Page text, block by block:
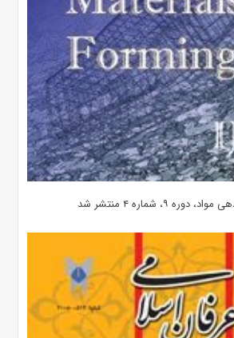
۹، شماره ۴ منتشر شد